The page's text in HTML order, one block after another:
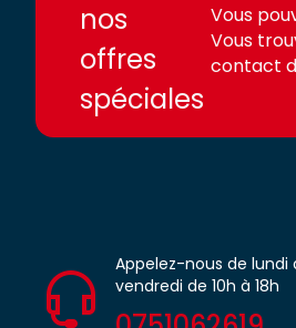
nos
offres
spéciales
Vous
Vous
contact
Appelez-nous de lundi
vendredi de 10h à 18h